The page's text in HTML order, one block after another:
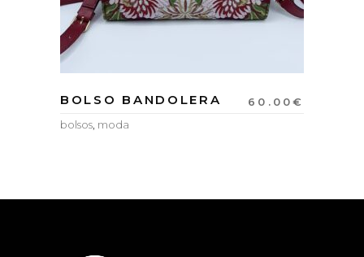
BOLSO BANDOLERA 60.00€
bolsos moda